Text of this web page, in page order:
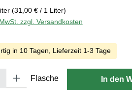
(31,00 € / 1 Liter)
zzgl. Versandkosten
in 10 Tagen, Lieferzeit 1-3 Tage
Gib den gewünschten Wert ein
Flasche In den